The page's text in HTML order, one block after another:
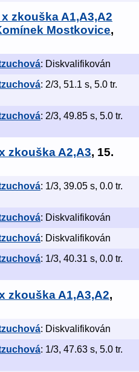
zkouška A1,A3,A2
Mostkovice,
: Diskvalifikován
: 2/3, 51.1 s, 5.0 tr.
: 2/3, 49.85 s, 5.0 tr.
zkouška A2,A3, 15.
: 1/3, 39.05 s, 0.0 tr.
: Diskvalifikován
: Diskvalifikován
: 1/3, 40.31 s, 0.0 tr.
zkouška A1,A3,A2,
: Diskvalifikován
: 1/3, 47.63 s, 5.0 tr.